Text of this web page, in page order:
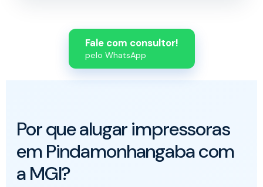
Fale com consultor!
pelo WhatsApp
Por que alugar impressoras
em Pindamonhangaba com
a MGI?